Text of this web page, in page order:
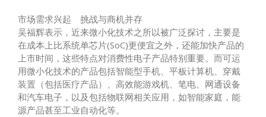
市场需求兴起 挑战与商机并存
吴福辉表示，近来微小化技术之所以被广泛探讨，主要是
在成本上比系统单芯片(SoC)更便宜之外，还能加快产品的
上市时间，这些特点对消费性电子产品特别重要。而可运
用微小化技术的产品包括智能型手机、平板计算机、穿戴
装置（包括医疗产品）、高效能游戏机、笔电、网通设备
和汽车电子，以及包括物联网相关应用，如智能家庭，能
源产品甚至工业自动化等。